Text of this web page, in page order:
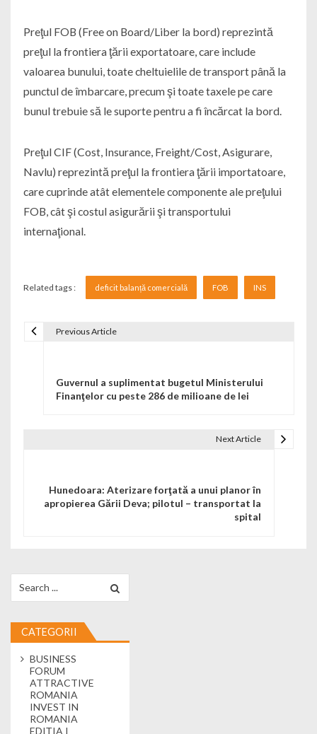
Preţul FOB (Free on Board/Liber la bord) reprezintă
preţul la frontiera ţării exportatoare, care include
valoarea bunului, toate cheltuielile de transport până la
punctul de îmbarcare, precum şi toate taxele pe care
bunul trebuie să le suporte pentru a fi încărcat la bord.
Preţul CIF (Cost, Insurance, Freight/Cost, Asigurare,
Navlu) reprezintă preţul la frontiera ţării importatoare,
care cuprinde atât elementele componente ale preţului
FOB, cât şi costul asigurării şi transportului
internaţional.
Related tags : deficit balanță comercială FOB INS
Previous Article
Guvernul a suplimentat bugetul Ministerului
Finanţelor cu peste 286 de milioane de lei
Next Article
Hunedoara: Aterizare forţată a unui planor în
apropierea Gării Deva; pilotul – transportat la
spital
CATEGORII
BUSINESS
FORUM
ATTRACTIVE
ROMANIA
INVEST IN
ROMANIA
EDIȚIA I